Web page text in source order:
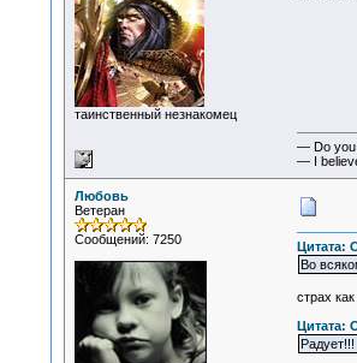
таинственный незнакомец
— Do you
— I
Любовь
Ветеран
Сообщений: 7250
Цитата:
Во
страх
Цитата:
Радует!!!